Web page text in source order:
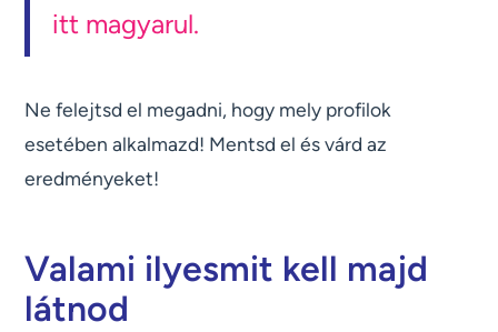
itt magyarul.
Ne felejtsd el megadni, hogy mely profilok
esetében alkalmazd! Mentsd el és várd az
eredményeket!
Valami ilyesmit kell majd
látnod